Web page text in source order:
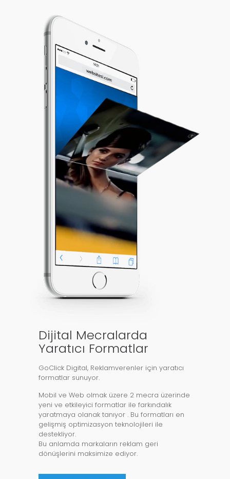
Dijital Mecralarda
Yaratıcı Formatlar
GoClick Digital, Reklamverenler için yaratıcı
formatlar sunuyor.
Mobil ve Web olmak üzere 2 mecra üzerinde
yeni ve etkileyici formatlar ile farkındalık
yaratmaya olanak tanıyor . Bu formatları en
gelişmiş optimizasyon teknolojileri ile
destekliyor.
Bu anlamda markaların reklam geri
dönüşlerini maksimize ediyor.